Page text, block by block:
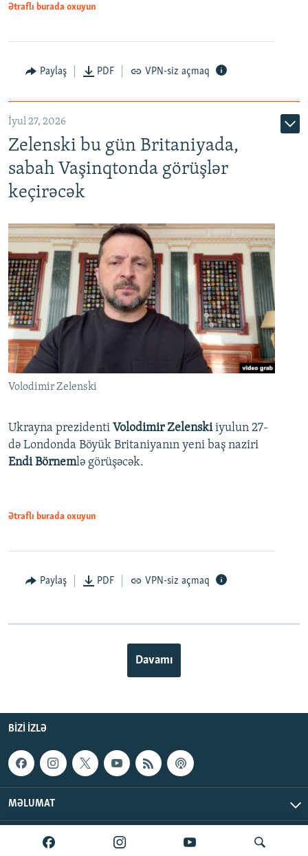
Ətraflı burada oxuyun
Paylaş PDF VPN-siz açmaq
İyul 27, 2026
Zelenski bu gün Britaniyada,
sabah Vaşinqtonda görüşlər
keçirəcək
Volodimir Zelenski
Ukrayna prezidenti Volodimir Zelenskiiyulun 27-
də Londonda Böyük Britaniyanın yeni baş naziri
Endi Börnemlə görüşəcək.
Ətraflı burada oxuyun
Paylaş PDF VPN-siz açmaq
Davamı
BIZI IZLƏ
MƏLUMAT
AzadlıqRadiosu © 2026 Inc. | Bütün hüquqlar qorunur